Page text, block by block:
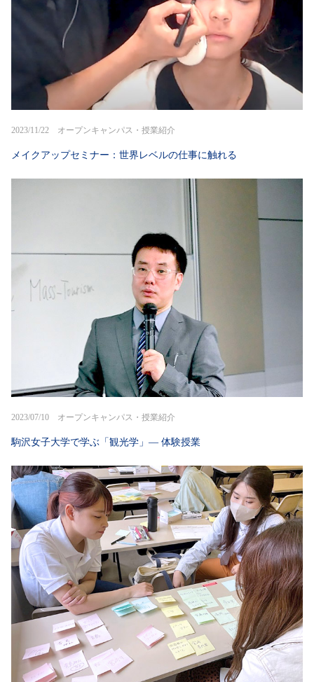
2023/11/22 オープンキャンパス・授業紹介
メイクアップセミナー：世界レベルの仕事に触れる
2023/07/10 オープンキャンパス・授業紹介
駒沢女子大学で学ぶ「観光学」― 体験授業